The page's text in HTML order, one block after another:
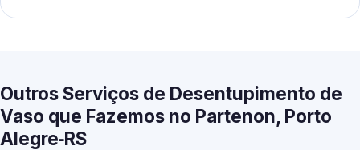
Outros Serviços de Desentupimento de
Vaso que Fazemos no Partenon, Porto
Alegre‑RS